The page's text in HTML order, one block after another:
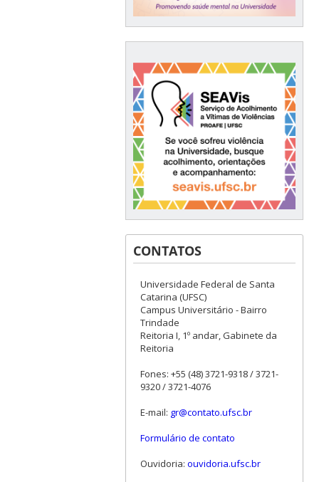
CONTATOS
Universidade Federal de Santa
Catarina (UFSC)
Campus Universitário - Bairro
Trindade
Reitoria I, 1º andar, Gabinete da
Reitoria
Fones: +55 (48) 3721-9318 / 3721-
9320 / 3721-4076
E-mail: gr@contato.ufsc.br
Formulário de contato
Ouvidoria: ouvidoria.ufsc.br